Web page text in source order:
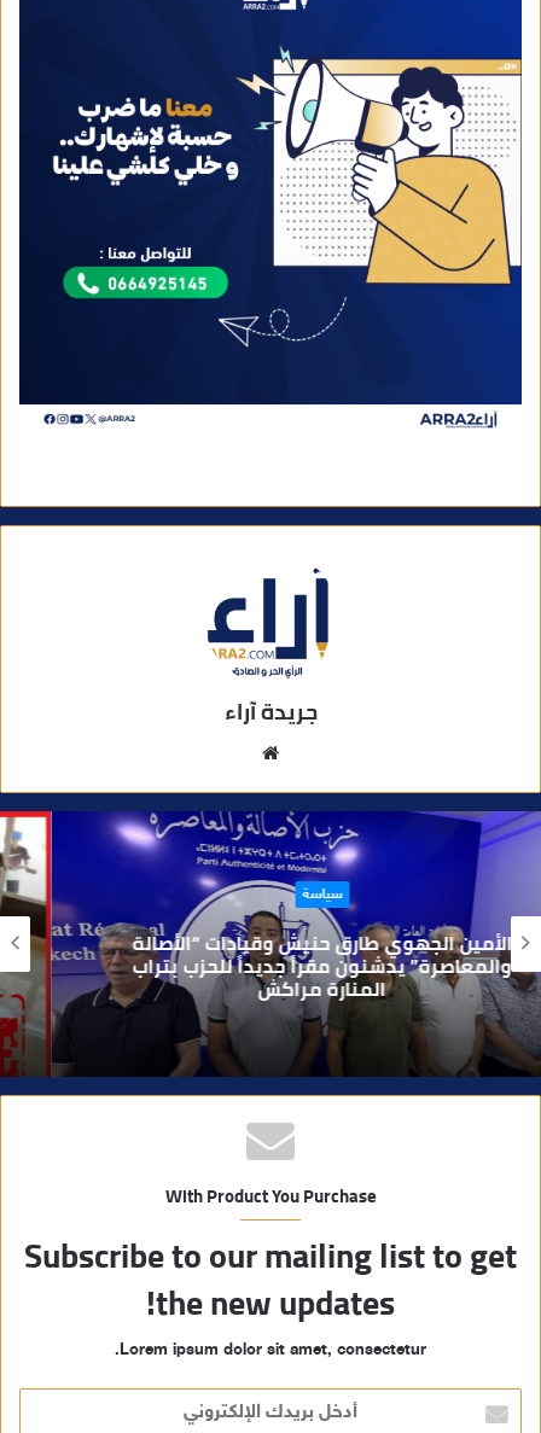
جريدة آراء
ق
ع
ا
و
ي
ب
حوادث
بعد تداول فيديو يوثق العملية.. أمن مراكش
يطيح بقاصر مشتبه في تورطه في سرقة
مسلحة..
With Product You Purchase
Subscribe to our mailing list to get
the new updates!
Lorem ipsum dolor sit amet, consectetur.
أ